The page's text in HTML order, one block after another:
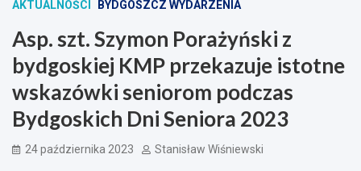
AKTUALNOŚCI BYDGOSZCZ WYDARZENIA
Asp. szt. Szymon Porażyński z
bydgoskiej KMP przekazuje istotne
wskazówki seniorom podczas
Bydgoskich Dni Seniora 2023
24 października 2023 Stanisław Wiśniewski